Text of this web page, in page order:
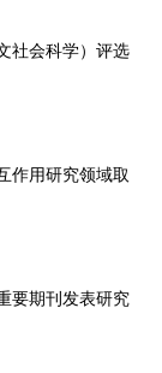
社会科学）评选
作用研究领域取
要期刊发表研究